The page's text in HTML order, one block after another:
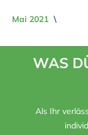
Mai 2021
WAS
Als Ihr